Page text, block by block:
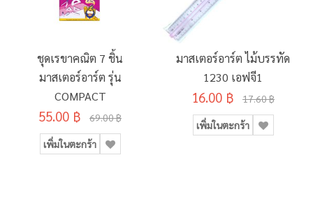
ชุดเรขาคณิต 7 ชิ้น
มาสเตอร์อาร์ต รุ่น
COMPACT
55.00 ฿ 69.00 ฿
เพิ่มในตะกร้า
มาสเตอร์อาร์ต ไม้บรรทัด
1230 เอฟจี1
16.00 ฿ 17.60 ฿
เพิ่มในตะกร้า